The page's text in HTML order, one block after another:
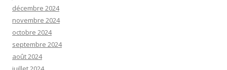
décembre 2024
novembre 2024
octobre 2024
septembre 2024
août 2024